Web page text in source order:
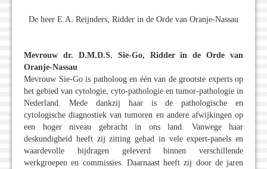
De heer E.A. Reijnders, Ridder in de Orde van Oranje-Nassau
Mevrouw dr. D.M.D.S. Sie-Go, Ridder in de Orde van
Oranje-Nassau
Mevrouw Sie-Go is patholoog en één van de grootste experts op
het gebied van cytologie, cyto-pathologie en tumor-pathologie in
Nederland. Mede dankzij haar is de pathologische en
cytologische diagnostiek van tumoren en andere afwijkingen op
een hoger niveau gebracht in ons land. Vanwege haar
deskundigheid heeft zij zitting gehad in vele expert-panels en
waardevolle bijdragen geleverd binnen verschillende
werkgroepen en commissies. Daarnaast heeft zij door de jaren